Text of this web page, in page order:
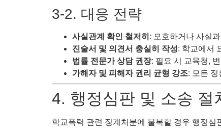
3-2. 대응 전략
사실관계 확인 철저히 : 모호하거나 사실
진술서 및 의견서 충실히 작성: 학교에서
법률 전문가 상담 권장: 필요 시 교육청,
가해자 및 피해자 권리 균형 강조: 모든
4. 행정심판 및 소송 절
학교폭력 관련 징계처분에 불복할 경우 행정